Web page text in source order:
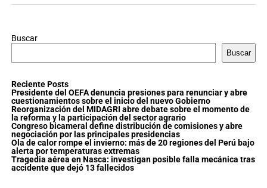
Buscar
Buscar
Reciente Posts
Presidente del OEFA denuncia presiones para renunciar y abre
cuestionamientos sobre el inicio del nuevo Gobierno
Reorganización del MIDAGRI abre debate sobre el momento de
la reforma y la participación del sector agrario
Congreso bicameral define distribución de comisiones y abre
negociación por las principales presidencias
Ola de calor rompe el invierno: más de 20 regiones del Perú bajo
alerta por temperaturas extremas
Tragedia aérea en Nasca: investigan posible falla mecánica tras
accidente que dejó 13 fallecidos